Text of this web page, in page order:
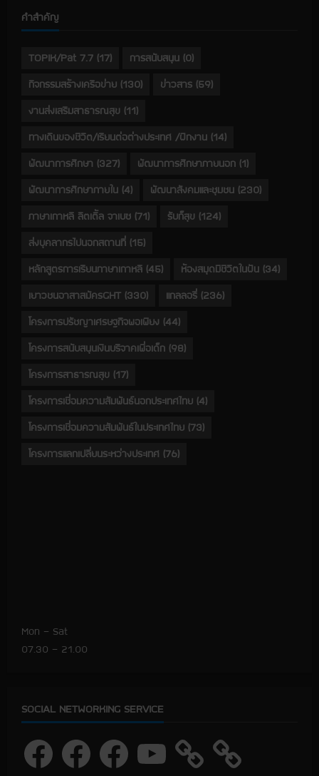
คำสำคัญ
TOPIK/Pat 7.7 (17) การสนับสนุน (0)
กิจกรรมสร้างเครือข่าย (130) ข่าวสาร (59)
งานส่งเสริมสาธารณสุข (11)
ทางเดินของชีวิต/เรียนต่อต่างประเทศ /ฝึกงาน (14)
พัฒนาการศึกษา (327) พัฒนาการศึกษาภายนอก (1)
พัฒนาการศึกษาภายใน (4) พัฒนาสังคมและชุมชน (230)
ภาษาเกาหลี ลิตเติ้ล จาเบซ (71) รับก็สุข (124)
ส่งบุคลากรไปนอกสถานที่ (15)
หลักสูตรการเรียนภาษาเกาหลี (45) ห้องสมุดมีชีวิตในฝัน (34)
เยาวชนอาสาสมัครGHT (330) แกลลอรี่ (236)
โครงการปรัชญาเศรษฐกิจพอเพียง (44)
โครงการสนับสนุนเงินบริจาคเพื่อเด็ก (98)
โครงการสาธารณสุข (17)
โครงการเชื่อมความสัมพันธ์นอกประเทศไทย (4)
โครงการเชื่อมความสัมพันธ์ในประเทศไทย (73)
โครงการแลกเปลี่ยนระหว่างประเทศ (76)
Mon – Sat
07.30 – 21.00
SOCIAL NETWORKING SERVICE
a
a
a
Y
u